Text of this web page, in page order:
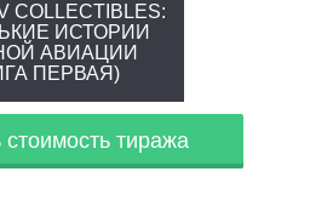
COLLECTIBLES:
ИСТОРИИ
АВИАЦИИ
ПЕРВАЯ)
стоимость тиража